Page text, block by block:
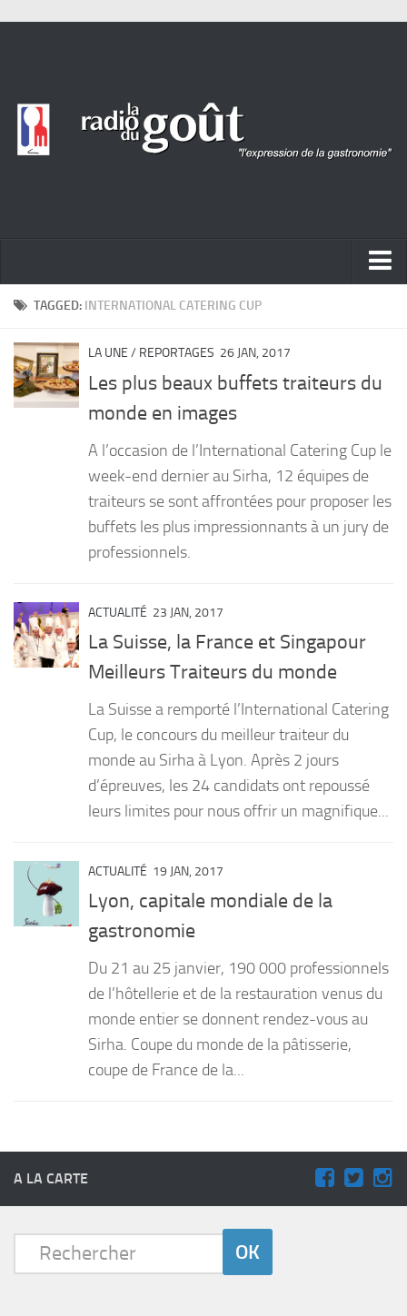
ACTUALITÉ
PORTRAITS
LIVRES
Entrées
Desserts
TAGGED: INTERNATIONAL CATERING CUP
LA UNE / REPORTAGES 26 JAN, 2017
Les plus beaux buffets traiteurs du
monde en images
A l’occasion de l’International Catering Cup le
week-end dernier au Sirha, 12 équipes de
traiteurs se sont affrontées pour proposer les
buffets les plus impressionnants à un jury de
professionnels.
ACTUALITÉ 23 JAN, 2017
La Suisse, la France et Singapour
Meilleurs Traiteurs du monde
La Suisse a remporté l’International Catering
Cup, le concours du meilleur traiteur du
monde au Sirha à Lyon. Après 2 jours
d’épreuves, les 24 candidats ont repoussé
leurs limites pour nous offrir un magnifique...
ACTUALITÉ 19 JAN, 2017
Lyon, capitale mondiale de la
gastronomie
Du 21 au 25 janvier, 190 000 professionnels
de l’hôtellerie et de la restauration venus du
monde entier se donnent rendez-vous au
Sirha. Coupe du monde de la pâtisserie,
coupe de France de la...
A LA CARTE